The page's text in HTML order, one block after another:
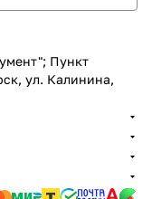
Пункт
ул. Калинина,